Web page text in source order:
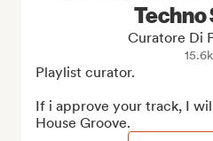
Techno
Curatore Di
15.6k
Playlist curator.
If i approve your track, I
House Groove.